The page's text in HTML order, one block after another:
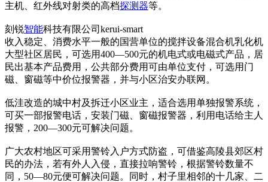
主机、红外线对射类的高档探测器等。
刻锐智能科技有限公司kerui-smart
收入稳定、消费水平一般的国营单位的搅拌设备混合机乳化机
大型社区居民，可选用400—500元的机电式或电磁式产品，居
民出基本产品费用，公共部分费用可由单位支付，可选用门
磁、窗磁等中价位报警器，并与小区治安办联网。
低洼改造的城中村及拆迁小区业主，适合选用单独报警系统，
可买一部报警电话，安装门磁、窗磁报警器，利用电话给主人
报警，200—300元可解决问题。
广大农村地区可采用警铃入户方式防盗，可借鉴高陵县郊区村
民的办法，若有外人入侵，直接拉响警铃，根据警铃数量不
同，50—80元便可解决问题。同时，村子里相邻的十几家、二